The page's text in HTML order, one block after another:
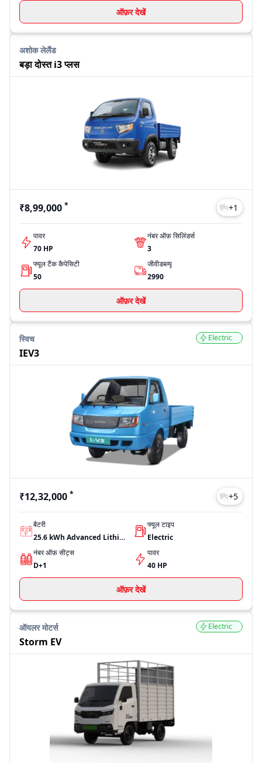
ऑफ़र देखें
अशोक लेलैंड
बड़ा दोस्त i3 प्लस
₹8,99,000 * +1
पावर
70 HP
नंबर ऑफ़ सिलिंडर्स
3
फ्यूल टैंक कैपेसिटी
50
जीवीडब्ल्यू
2990
ऑफ़र देखें
स्विच
IEV3
Electric
₹12,32,000 * +5
बैटरी
25.6 kWh Advanced Lithium-ion battery
फ्यूल टाइप
Electric
नंबर ऑफ़ सीट्स
D+1
पावर
40 HP
ऑफ़र देखें
ऑयलर मोटर्स
Storm EV
Electric